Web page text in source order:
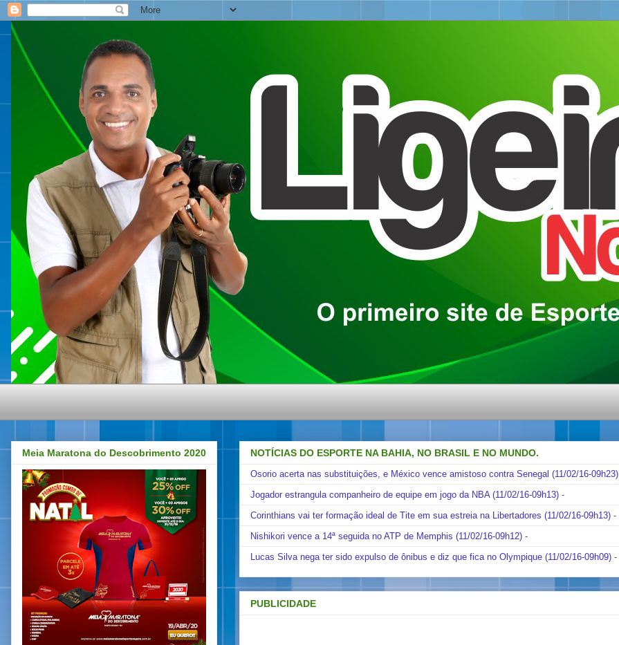
NOTÍCIAS DO ESPORTE NA BAHIA, NO BRASIL E NO MUNDO.
Osorio acerta nas substituições, e México vence amistoso contra Senegal (11/02/16-09h23)
Jogador estrangula companheiro de equipe em jogo da NBA (11/02/16-09h13) -
Corinthians vai ter formação ideal de Tite em sua estreia na Libertadores (11/02/16-09h13) -
Nishikori vence a 14ª seguida no ATP de Memphis (11/02/16-09h12) -
Lucas Silva nega ter sido expulso de ônibus e diz que fica no Olympique (11/02/16-09h09) -
PUBLICIDADE
Meia Maratona do Descobrimento 2020